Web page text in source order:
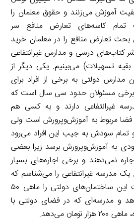
آموزش می‌زنند و حقوق معلمان را
تمام کاسه‌های تعارض منافع سر
تعارض منافع را در معلمان خرید
کتاب‌های درسی و مدارس غیرانتفاعی
تسهیلات) می‌بینیم. یکی دیگر از
مدارس دولتی به برخی از افراد برای
برخی مسئولان حدود سی سال است که
غیرانتفاعی دارند و به کسی هم
مربوط به آموزش‌وپرورش است ولی
تمام سودش به جیب این افراد می‌رود
به آموزش‌وپرورش برسد زیرا بعضی
نمی‌دهند و برخی اجاره‌های بسیار
مدرسه غیرانتفاعی را می‌شناسم که
ساختمانی با ۲۰% ظرفیت این ساختمان‌های دولتی را ماهی ۵۰
و مدرسه‌ای که در فضای دولتی با
می‌دهد.